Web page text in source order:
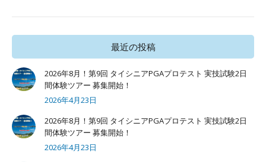
最近の投稿
2026年8月！第9回 タイシニアPGAプロテスト 実技試験2日
間体験ツアー 募集開始！
2026年4月23日
2026年8月！第9回 タイシニアPGAプロテスト 実技試験2日
間体験ツアー 募集開始！
2026年4月23日